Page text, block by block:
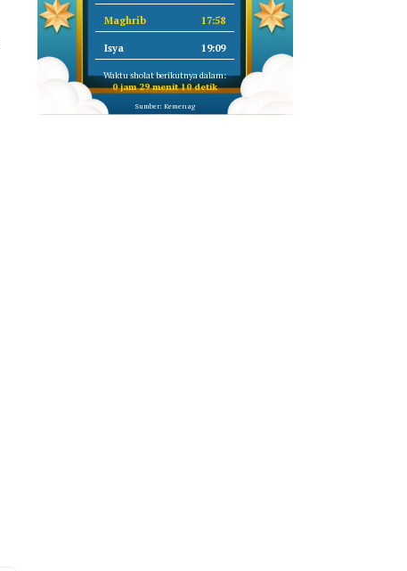
Maghrib 17:58
Isya 19:09
Waktu sholat berikutnya dalam:
0 jam 29 menit 9 detik
Sumber: Kemenag